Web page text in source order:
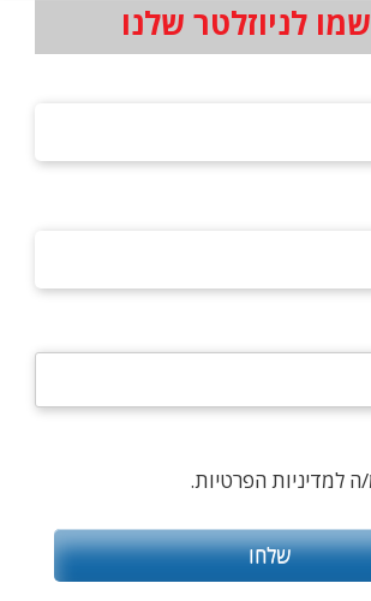
לניוזלטר שלנו
ה למדיניות הפרטיות.